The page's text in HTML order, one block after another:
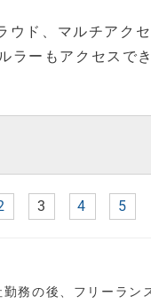
ド、マルチアク
ーもアクセスで
3 4 5
務の後、フリーラン